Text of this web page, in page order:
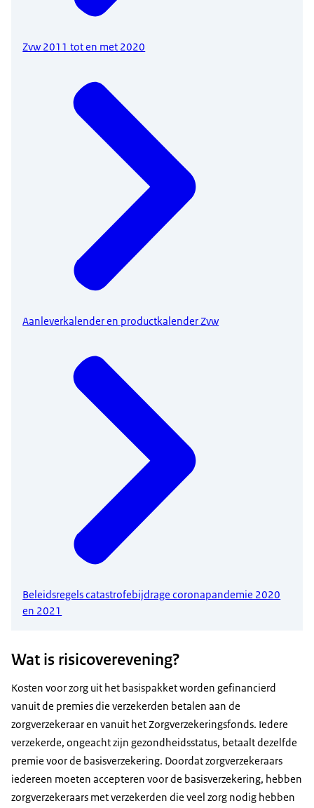
Zvw 2011 tot en met 2020
Aanleverkalender en productkalender Zvw
Beleidsregels catastrofebijdrage coronapandemie 2020
en 2021
Wat is risicoverevening?
Kosten voor zorg uit het basispakket worden gefinancierd
vanuit de premies die verzekerden betalen aan de
zorgverzekeraar en vanuit het Zorgverzekeringsfonds. Iedere
verzekerde, ongeacht zijn gezondheidsstatus, betaalt dezelfde
premie voor de basisverzekering. Doordat zorgverzekeraars
iedereen moeten accepteren voor de basisverzekering, hebben
zorgverzekeraars met verzekerden die veel zorg nodig hebben